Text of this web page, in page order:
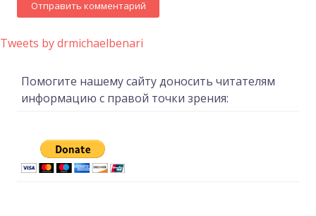
Tweets by drmichaelbenari
Помогите нашему сайту доносить читателям
информацию с правой точки зрения: